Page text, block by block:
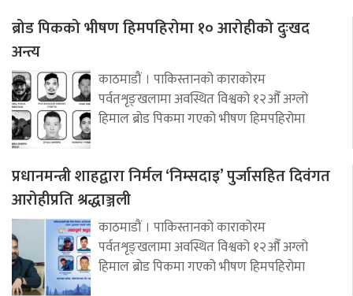
ब्रोड पिकको भीषण हिमपहिरोमा १० आरोहीको दुःखद
अन्त्य
काठमाडौं । पाकिस्तानको काराकोरम
पर्वतशृङ्खलामा अवस्थित विश्वको १२औँ अग्लो
हिमाल ब्रोड पिकमा गएको भीषण हिमपहिरोमा
प्रधानमन्त्री शाहद्वारा निर्मल ‘निम्सदाइ’ पुर्जासहित दिवंगत
आरोहीप्रति श्रद्धाञ्जली
काठमाडौं । पाकिस्तानको काराकोरम
पर्वतशृङ्खलामा अवस्थित विश्वको १२औँ अग्लो
हिमाल ब्रोड पिकमा गएको भीषण हिमपहिरोमा